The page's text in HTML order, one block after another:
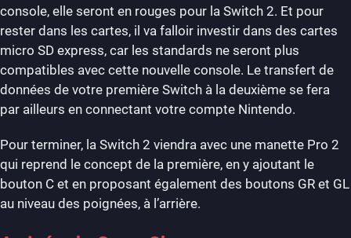
console, elle seront en rouges pour la Switch 2. Et pour
rester dans les cartes, il va falloir investir dans des cartes
micro SD express, car les standards ne seront plus
compatibles avec cette nouvelle console. Le transfert de
données de votre première Switch à la deuxième se fera
par ailleurs en connectant votre compte Nintendo.
Pour terminer, la Switch 2 viendra avec une manette Pro 2
qui reprend le concept de la première, en y ajoutant le
bouton C et en proposant également des boutons GR et GL
au niveau des poignées, à l’arrière.